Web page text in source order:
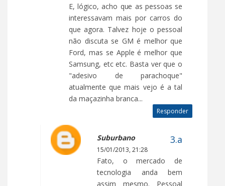
E, lógico, acho que as pessoas se
interessavam mais por carros do
que agora. Talvez hoje o pessoal
não discuta se GM é melhor que
Ford, mas se Apple é melhor que
Samsung, etc etc. Basta ver que o
"adesivo de parachoque"
atualmente que mais vejo é a tal
da maçazinha branca...
Responder
Suburbano
15/01/2013, 21:28
Fato, o mercado de
tecnologia anda bem
assim mesmo. Pessoal